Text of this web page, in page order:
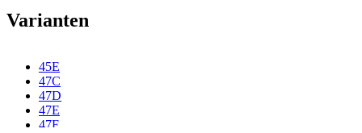
Varianten
45E
47C
47D
47E
47F